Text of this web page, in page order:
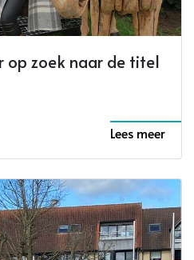
op zoek naar de titel
Lees meer